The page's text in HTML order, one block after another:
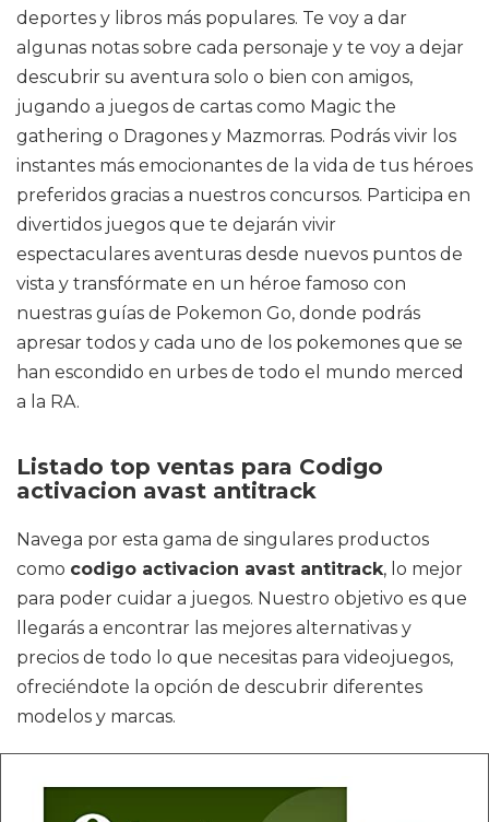
deportes y libros más populares. Te voy a dar
algunas notas sobre cada personaje y te voy a dejar
descubrir su aventura solo o bien con amigos,
jugando a juegos de cartas como Magic the
gathering o Dragones y Mazmorras. Podrás vivir los
instantes más emocionantes de la vida de tus héroes
preferidos gracias a nuestros concursos. Participa en
divertidos juegos que te dejarán vivir
espectaculares aventuras desde nuevos puntos de
vista y transfórmate en un héroe famoso con
nuestras guías de Pokemon Go, donde podrás
apresar todos y cada uno de los pokemones que se
han escondido en urbes de todo el mundo merced
a la RA.
Listado top ventas para Codigo
activacion avast antitrack
Navega por esta gama de singulares productos
como codigo activacion avast antitrack, lo mejor
para poder cuidar a juegos. Nuestro objetivo es que
llegarás a encontrar las mejores alternativas y
precios de todo lo que necesitas para videojuegos,
ofreciéndote la opción de descubrir diferentes
modelos y marcas.